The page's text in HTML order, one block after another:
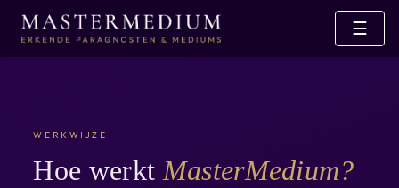
☰
WERKWIJZE
Hoe werktMasterMedium?